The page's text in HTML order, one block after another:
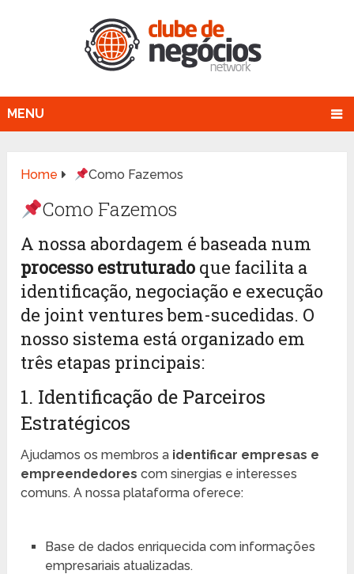
MENU
Home Como Fazemos
Como Fazemos
A nossa abordagem é baseada num
processo estruturado que facilita a
identificação, negociação e execução
de joint ventures bem-sucedidas. O
nosso sistema está organizado em
três etapas principais:
1. Identificação de Parceiros
Estratégicos
Ajudamos os membros a identificar empresas e
empreendedores com sinergias e interesses
comuns. A nossa plataforma oferece:
Base de dados enriquecida com informações
empresariais atualizadas.